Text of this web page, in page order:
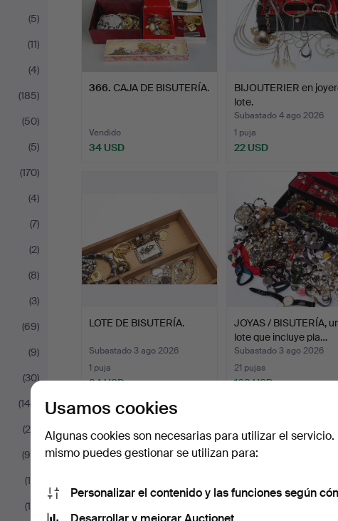
(5)
(11)
(4)
(185)
(50)
(5)
(170)
(4)
(7)
(2)
(8)
(3)
(69)
(9)
(30)
(144)
(20)
(96)
(15)
(19)
366. CAJA DE BISUTERÍA.
Vendido
34 USD
BIJOUTERIER en
lote.
Subastado 4 ago 2026
1 puja
22 USD
LOTE DE BISUTERÍA.
Subastado 3 ago 2026
1 puja
34 USD
JOYAS / BISUTERÍA,
lote que incluye pla…
Subastado 3 ago 2026
21 pujas
168 USD
Usamos cookies
Algunas cookies son necesarias para utilizar el servicio.
mismo puedes gestionar se utilizan para:
Personalizar el contenido y las funciones según